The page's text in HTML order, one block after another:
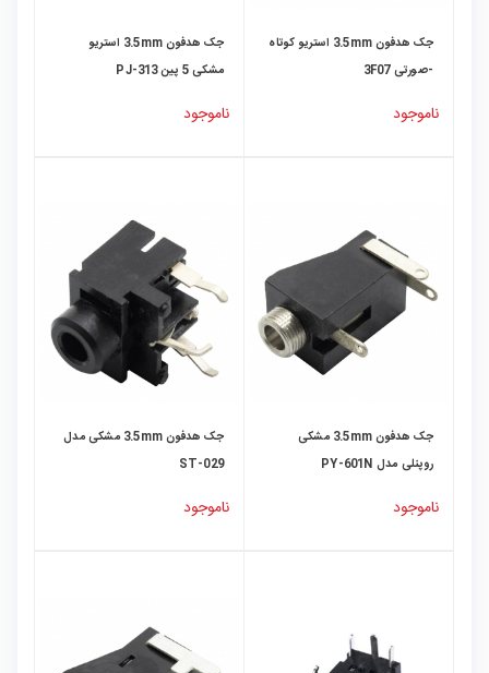
جک هدفون 3.5mm استریو کوتاه
-صورتی 3F07
ناموجود
جک هدفون 3.5mm استریو
مشکی 5 پین PJ-313
ناموجود
جک هدفون 3.5mm مشکی
روپنلی مدل PY-601N
ناموجود
جک هدفون 3.5mm مشکی مدل
ST-029
ناموجود